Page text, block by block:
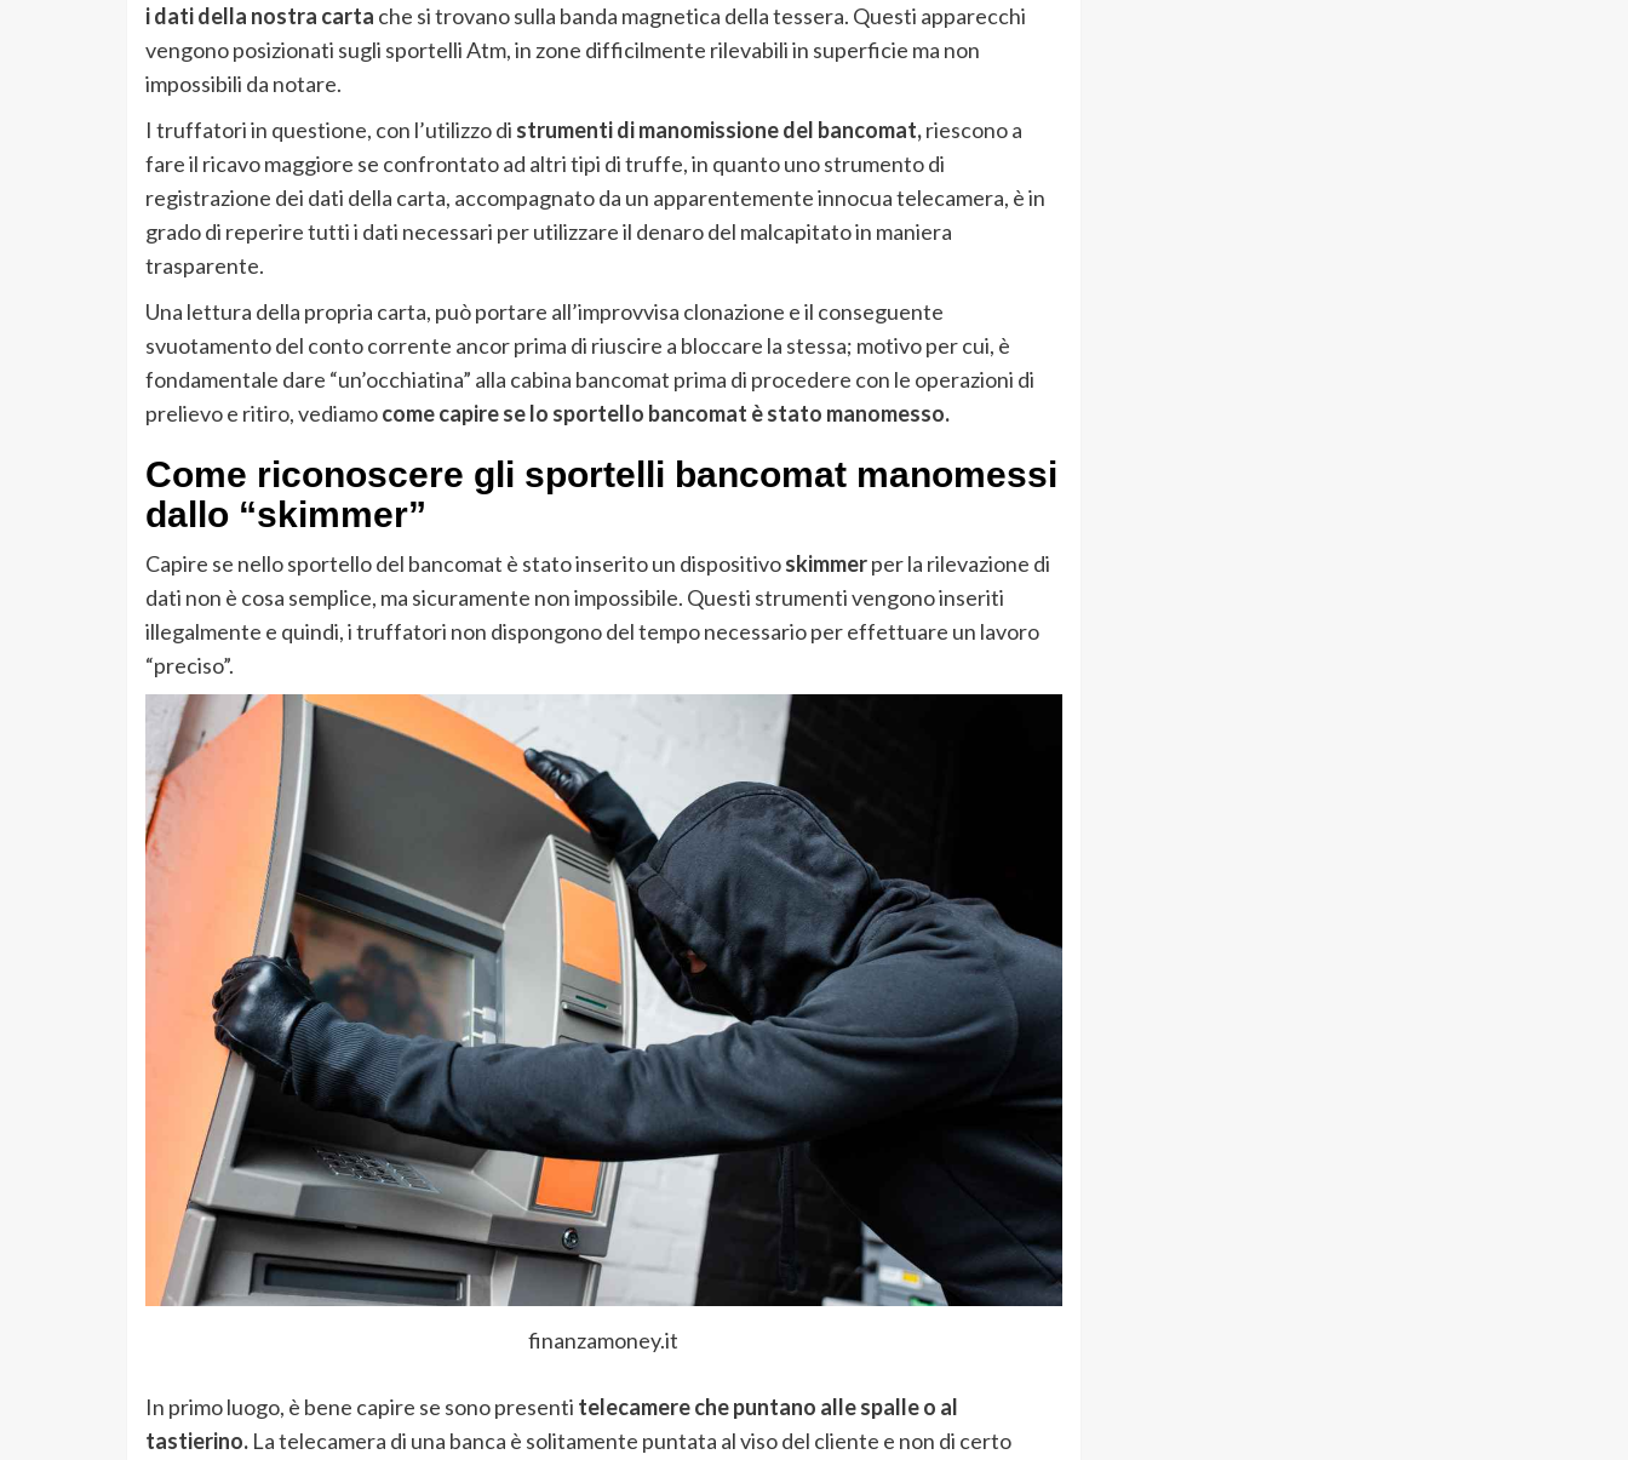
i dati della nostra carta che si trovano sulla banda magnetica della tessera. Questi apparecchi
vengono posizionati sugli sportelli Atm, in zone difficilmente rilevabili in superficie ma non
impossibili da notare.
I truffatori in questione, con l’utilizzo di strumenti di manomissione del bancomat,riescono a
fare il ricavo maggiore se confrontato ad altri tipi di truffe, in quanto uno strumento di
registrazione dei dati della carta, accompagnato da un apparentemente innocua telecamera, è in
grado di reperire tutti i dati necessari per utilizzare il denaro del malcapitato in maniera
trasparente.
Una lettura della propria carta, può portare all’improvvisa clonazione e il conseguente
svuotamento del conto corrente ancor prima di riuscire a bloccare la stessa; motivo per cui, è
fondamentale dare “un’occhiatina” alla cabina bancomat prima di procedere con le operazioni di
prelievo e ritiro, vediamocome capire se lo sportello bancomat è stato manomesso.
Come riconoscere gli sportelli bancomat manomessi
dallo “skimmer”
Capire se nello sportello del bancomat è stato inserito un dispositivoskimmerper la rilevazione di
dati non è cosa semplice, ma sicuramente non impossibile. Questi strumenti vengono inseriti
illegalmente e quindi, i truffatori non dispongono del tempo necessario per effettuare un lavoro
“preciso”.
finanzamoney.it
In primo luogo, è bene capire se sono presenti telecamere che puntano alle spalle o al
tastierino.La telecamera di una banca è solitamente puntata al viso del cliente e non di certo